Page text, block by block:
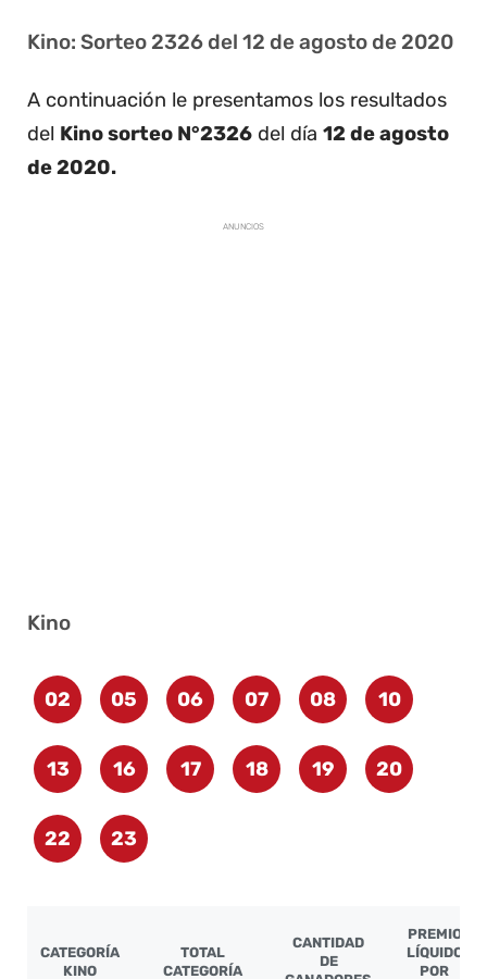
Kino: Sorteo 2326 del 12 de agosto de 2020
A continuación le presentamos los resultados
del Kino sorteo N°2326 del día 12 de agosto
de 2020.
ANUNCIOS
Kino
02 05 06 07 08 10
13 16 17 18 19 20
22 23
CATEGORÍA
KINO
TOTAL
CATEGORÍA
CANTIDAD
DE
PREMIO
LÍQUIDO
POR